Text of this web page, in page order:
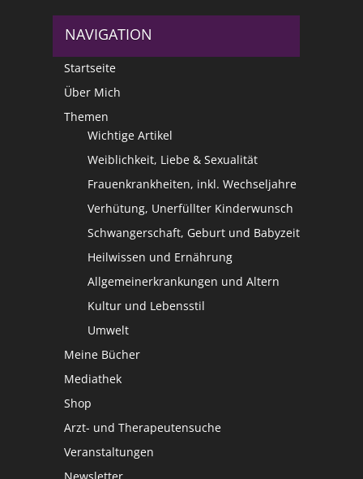
NAVIGATION
Startseite
Über Mich
Themen
Wichtige Artikel
Weiblichkeit, Liebe & Sexualität
Frauenkrankheiten, inkl. Wechseljahre
Verhütung, Unerfüllter Kinderwunsch
Schwangerschaft, Geburt und Babyzeit
Heilwissen und Ernährung
Allgemeinerkrankungen und Altern
Kultur und Lebensstil
Umwelt
Meine Bücher
Mediathek
Shop
Arzt- und Therapeutensuche
Veranstaltungen